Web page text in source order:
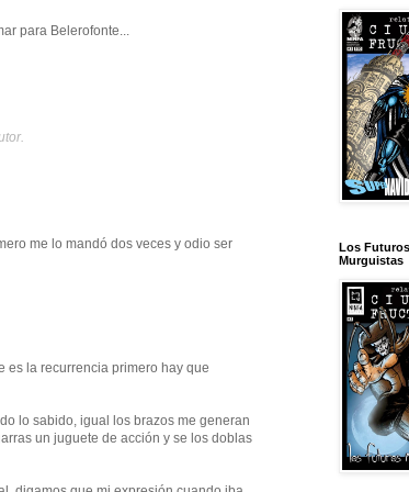
para Belerofonte...
me lo mandó dos veces y odio ser
es la recurrencia primero hay que
lo sabido, igual los brazos me generan
un juguete de acción y se los doblas
Los Futuros
Murguistas